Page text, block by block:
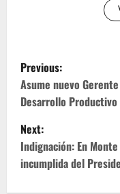
P
o
s
t
n
Previous:
Asume nuevo
Desarrollo Productivo
Next:
Indignación: En
incumplida del